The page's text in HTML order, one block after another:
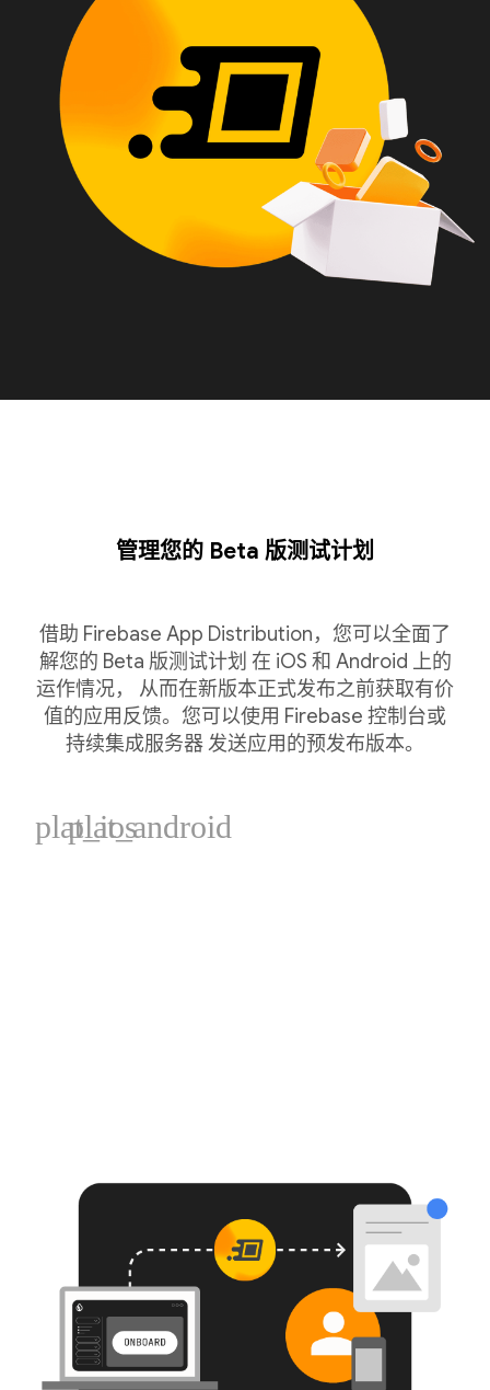
管理您的 Beta 版测试计划
借助 Firebase App Distribution，您可以全面了
解您的 Beta 版测试计划 在 iOS 和 Android 上的
运作情况， 从而在新版本正式发布之前获取有价
值的应用反馈。您可以使用 Firebase 控制台或
持续集成服务器 发送应用的预发布版本。
plat_ios
plat_android